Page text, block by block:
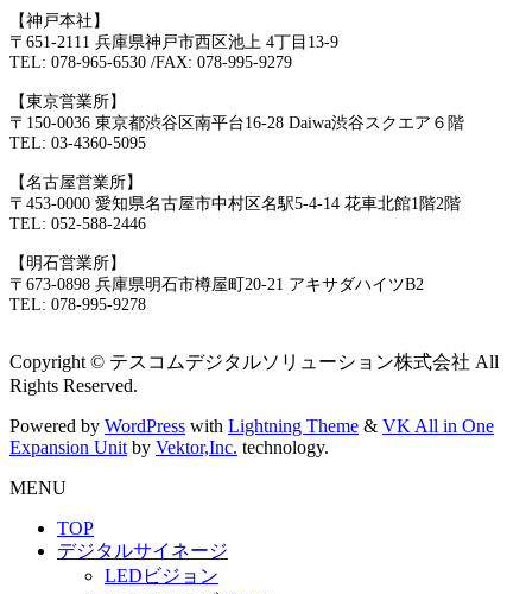
【神戸本社】
〒651-2111 兵庫県神戸市西区池上 4丁目13-9
TEL: 078-965-6530 /FAX: 078-995-9279
【東京営業所】
〒150-0036 東京都渋谷区南平台16-28 Daiwa渋谷スクエア６階
TEL: 03-4360-5095
【名古屋営業所】
〒453-0000 愛知県名古屋市中村区名駅5-4-14 花車北館1階2階
TEL: 052-588-2446
【明石営業所】
〒673-0898 兵庫県明石市樽屋町20-21 アキサダハイツB2
TEL: 078-995-9278
Copyright © テスコムデジタルソリューション株式会社 All
Rights Reserved.
Powered by WordPress with Lightning Theme & VK All in One
Expansion Unit by Vektor,Inc. technology.
MENU
TOP
デジタルサイネージ
LEDビジョン